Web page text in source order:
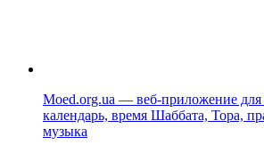
Moed.org.ua — веб-приложение
календарь, время Шаббата, Тора,
музыка